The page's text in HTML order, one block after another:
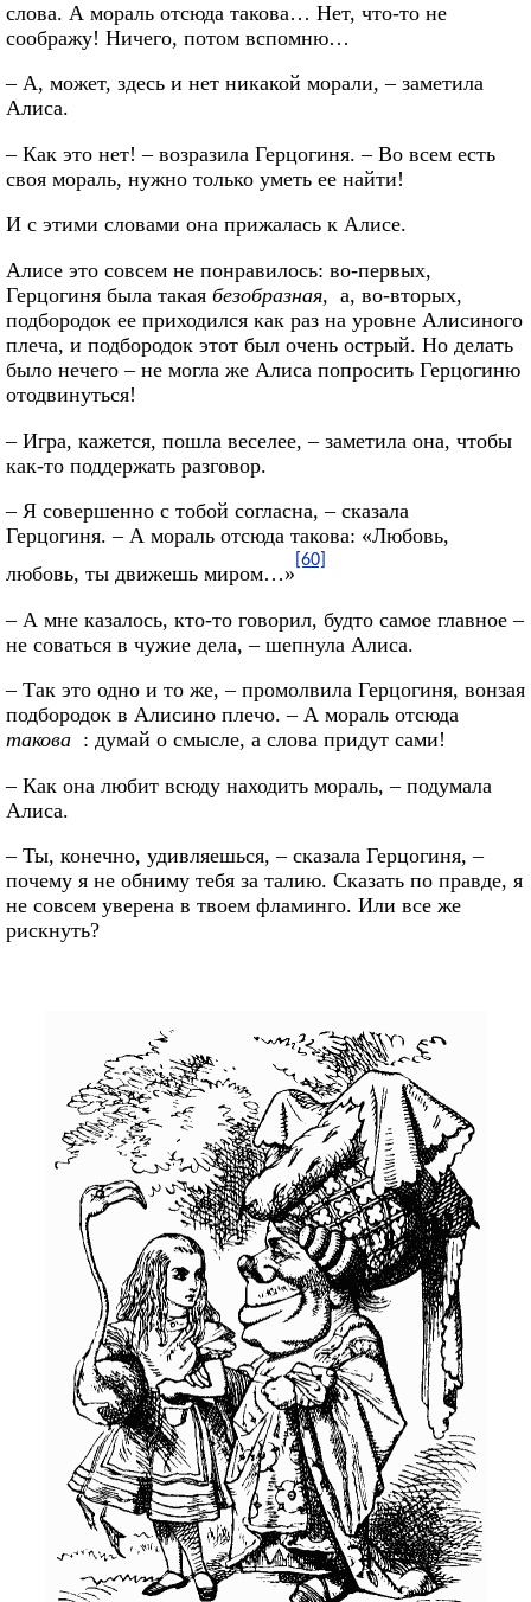
слова. А мораль отсюда такова… Нет, что-то не
соображу! Ничего, потом вспомню…
– А, может, здесь и нет никакой морали, – заметила
Алиса.
– Как это нет! – возразила Герцогиня. – Во всем есть
своя мораль, нужно только уметь ее найти!
И с этими словами она прижалась к Алисе.
Алисе это совсем не понравилось: во-первых,
Герцогиня была такая безобразная, а, во-вторых,
подбородок ее приходился как раз на уровне Алисиного
плеча, и подбородок этот был очень острый. Но делать
было нечего – не могла же Алиса попросить Герцогиню
отодвинуться!
– Игра, кажется, пошла веселее, – заметила она, чтобы
как-то поддержать разговор.
– Я совершенно с тобой согласна, – сказала
Герцогиня. – А мораль отсюда такова: «Любовь,
любовь, ты движешь миром…»
[60]
– А мне казалось, кто-то говорил, будто самое главное –
не соваться в чужие дела, – шепнула Алиса.
– Так это одно и то же, – промолвила Герцогиня, вонзая
подбородок в Алисино плечо. – А мораль отсюда
такова : думай о смысле, а слова придут сами!
– Как она любит всюду находить мораль, – подумала
Алиса.
– Ты, конечно, удивляешься, – сказала Герцогиня, –
почему я не обниму тебя за талию. Сказать по правде, я
не совсем уверена в твоем фламинго. Или все же
рискнуть?